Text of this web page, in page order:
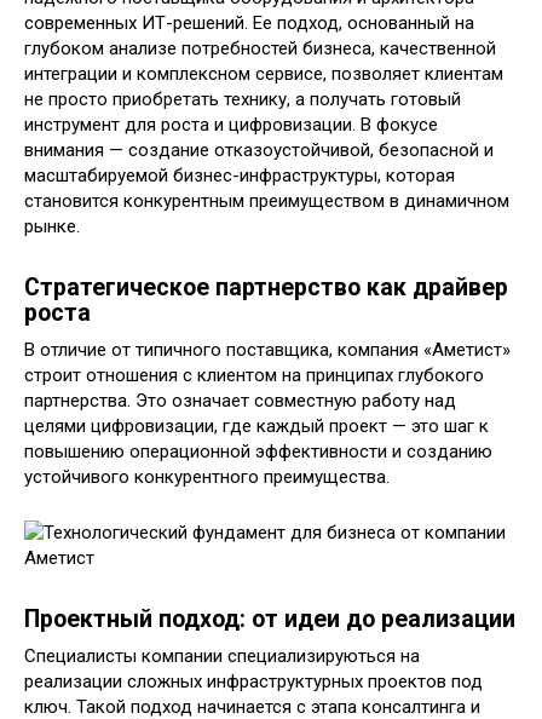
современных ИТ-решений. Ее подход, основанный на
глубоком анализе потребностей бизнеса, качественной
интеграции и комплексном сервисе, позволяет клиентам
не просто приобретать технику, а получать готовый
инструмент для роста и цифровизации. В фокусе
внимания — создание отказоустойчивой, безопасной и
масштабируемой бизнес-инфраструктуры, которая
становится конкурентным преимуществом в динамичном
рынке.
Стратегическое партнерство как драйвер
роста
В отличие от типичного поставщика, компания «Аметист»
строит отношения с клиентом на принципах глубокого
партнерства. Это означает совместную работу над
целями цифровизации, где каждый проект — это шаг к
повышению операционной эффективности и созданию
устойчивого конкурентного преимущества.
Проектный подход: от идеи до реализации
Специалисты компании специализируються на
реализации сложных инфраструктурных проектов под
ключ. Такой подход начинается с этапа консалтинга и